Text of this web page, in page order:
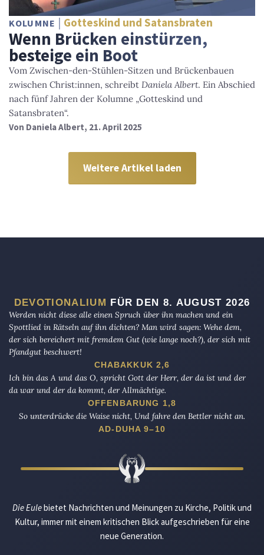
KOLUMNE Gotteskind und Satansbraten
Wenn Brücken einstürzen,
besteige ein Boot
Vom Zwischen-den-Stühlen-Sitzen und Brückenbauen
zwischen Christ:innen, schreibt Daniela Albert. Ein Abschied
nach fünf Jahren der Kolumne „Gotteskind und
Satansbraten“.
Von Daniela Albert, 21. April 2025
Weitere Artikel laden
DEVOTIONALIUM
FÜR DEN 8. AUGUST 2026
Werden nicht diese alle einen Spruch über ihn machen und ein
Spottlied in Rätseln auf ihn dichten? Man wird sagen: Wehe dem,
der sich bereichert mit fremdem Gut (wie lange noch?), der sich mit
Pfandgut beschwert!
CHABAKKUK 2,6
Ich bin das A und das O, spricht Gott der Herr, der da ist und der
da war und der da kommt, der Allmächtige.
OFFENBARUNG 1,8
So unterdrücke die Waise nicht, Und fahre den Bettler nicht an.
AD-DUHA 9–10
Die Eulebietet Nachrichten und Meinungen zu Kirche, Politik und
Kultur, immer mit einem kritischen Blick aufgeschrieben für eine
neue Generation.